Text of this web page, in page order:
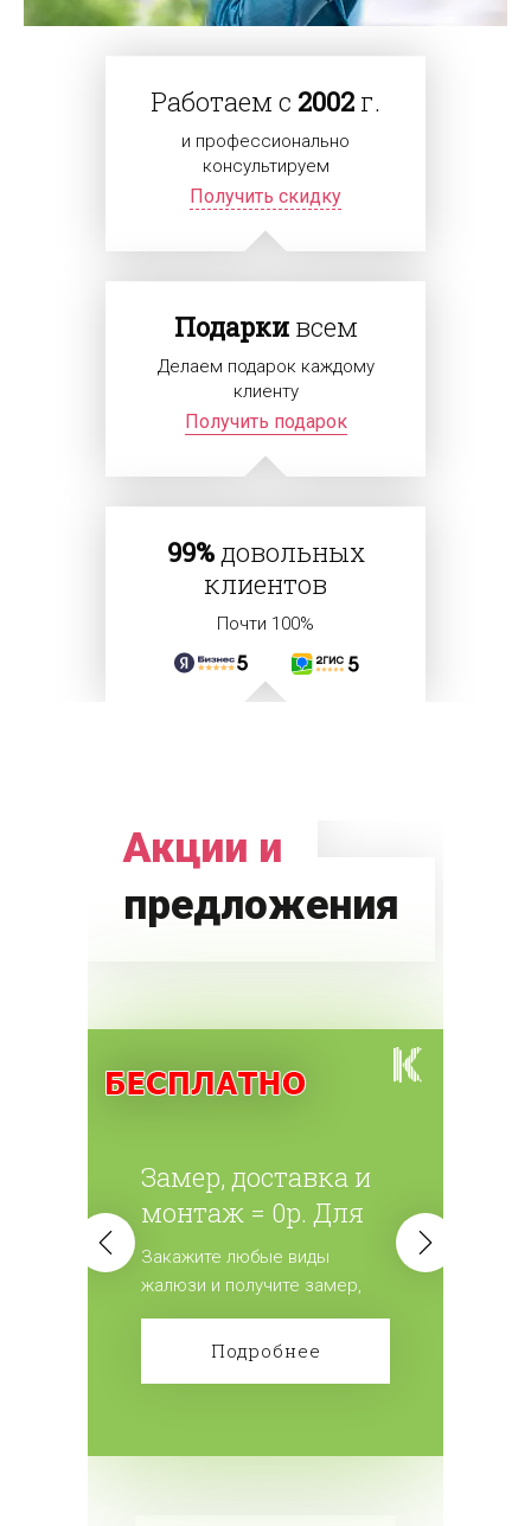
Работаем с 2002 г.
и профессионально
консультируем
Получить скидку
Подаркивсем
Делаем подарок каждому
клиенту
Получить подарок
99%довольных
клиентов
Почти 100%
Акции и
предложения
Замер, доставка и
монтаж = 0р. Для
всех жалюзи.
Закажите любые виды
жалюзи и получите замер,
доставку и монтаж
бесплатно! Сделайте заказ!
Подробнее